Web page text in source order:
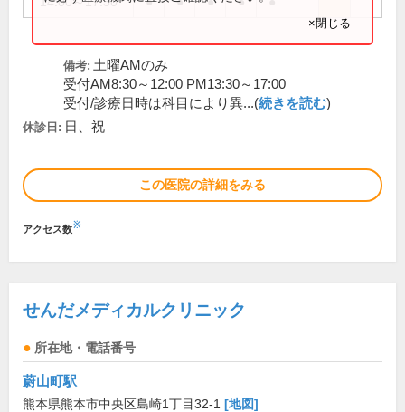
×閉じる
備考: 土曜AMのみ
受付AM8:30～12:00 PM13:30～17:00
受付/診療日時は科目により異...(続きを読む)
休診日: 日、祝
この医院の詳細をみる
アクセス数※
せんだメディカルクリニック
所在地・電話番号
蔚山町駅
熊本県熊本市中央区島崎1丁目32-1 [地図]